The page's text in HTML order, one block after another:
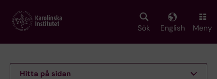
main
Sök English Meny
Hitta på sidan